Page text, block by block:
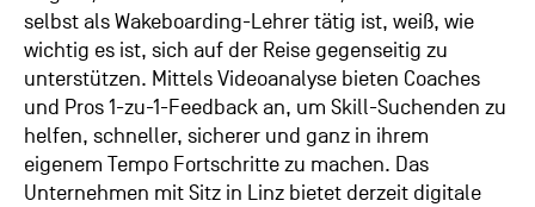
selbst als Wakeboarding-Lehrer tätig ist, weiß, wie
wichtig es ist, sich auf der Reise gegenseitig zu
unterstützen. Mittels Videoanalyse bieten Coaches
und Pros 1-zu-1-Feedback an, um Skill-Suchenden zu
helfen, schneller, sicherer und ganz in ihrem
eigenem Tempo Fortschritte zu machen. Das
Unternehmen mit Sitz in Linz bietet derzeit digitale